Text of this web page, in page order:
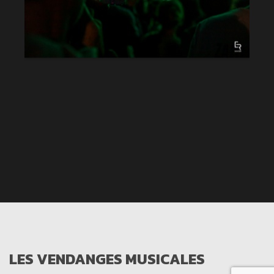
LES VENDANGES MUSICALES